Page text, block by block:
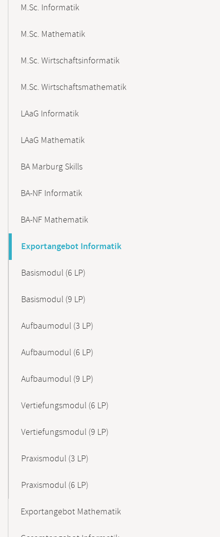
M.Sc. Informatik
M.Sc. Mathematik
M.Sc. Wirtschaftsinformatik
M.Sc. Wirtschaftsmathematik
LAaG Informatik
LAaG Mathematik
BA Marburg Skills
BA-NF Informatik
BA-NF Mathematik
Exportangebot Informatik
Basismodul (6 LP)
Basismodul (9 LP)
Aufbaumodul (3 LP)
Aufbaumodul (6 LP)
Aufbaumodul (9 LP)
Vertiefungsmodul (6 LP)
Vertiefungsmodul (9 LP)
Praxismodul (3 LP)
Praxismodul (6 LP)
Exportangebot Mathematik